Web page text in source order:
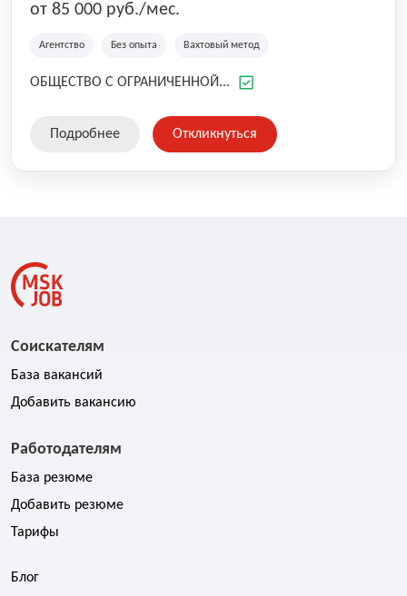
от 85 000 руб./мес.
Агентство Без опыта Вахтовый метод
ОБЩЕСТВО С ОГРАНИЧЕННОЙ...
Подробнее Откликнуться
Соискателям
База вакансий
Добавить вакансию
Работодателям
База резюме
Добавить резюме
Тарифы
Блог